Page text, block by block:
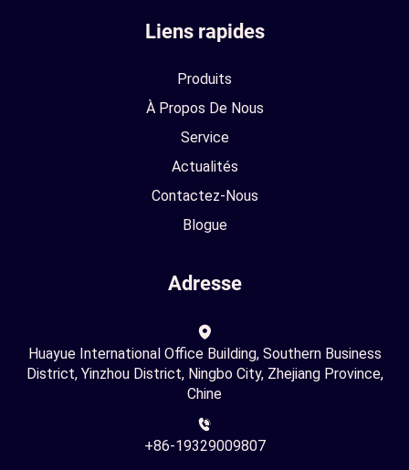
Liens rapides
Produits
À Propos De Nous
Service
Actualités
Contactez-Nous
Blogue
Adresse
Huayue International Office Building, Southern Business
District, Yinzhou District, Ningbo City, Zhejiang Province,
Chine
+86-19329009807